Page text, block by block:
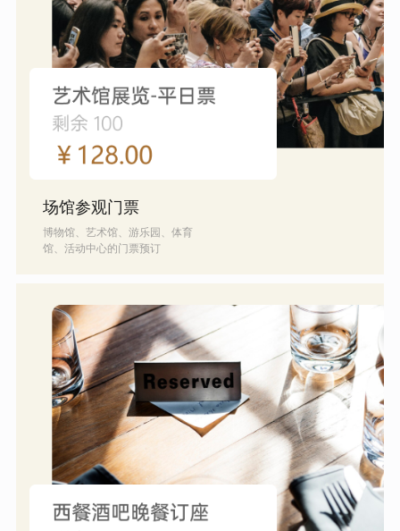
场馆参观门票
博物馆、艺术馆、游乐园、体育
馆、活动中心的门票预订